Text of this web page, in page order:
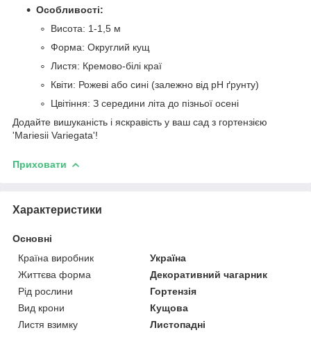
Особливості:
Висота: 1-1,5 м
Форма: Округлий кущ
Листя: Кремово-білі краї
Квіти: Рожеві або сині (залежно від pH ґрунту)
Цвітіння: З середини літа до пізньої осені
Додайте вишуканість і яскравість у ваш сад з гортензією
'Mariesii Variegata'!
Приховати
Характеристики
Основні
Країна виробник
Україна
Життєва форма
Декоративний чагарник
Рід рослини
Гортензія
Вид крони
Кущова
Листя взимку
Листопадні